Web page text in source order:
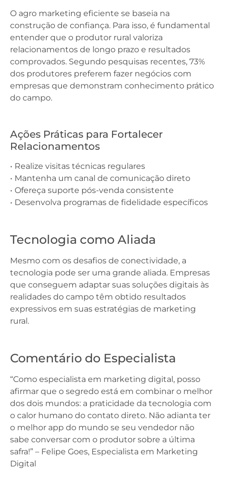
O agro marketing eficiente se baseia na
construção de confiança. Para isso, é fundamental
entender que o produtor rural valoriza
relacionamentos de longo prazo e resultados
comprovados. Segundo pesquisas recentes, 73%
dos produtores preferem fazer negócios com
empresas que demonstram conhecimento prático
do campo.
Ações Práticas para Fortalecer
Relacionamentos
• Realize visitas técnicas regulares
• Mantenha um canal de comunicação direto
• Ofereça suporte pós-venda consistente
• Desenvolva programas de fidelidade específicos
Tecnologia como Aliada
Mesmo com os desafios de conectividade, a
tecnologia pode ser uma grande aliada. Empresas
que conseguem adaptar suas soluções digitais às
realidades do campo têm obtido resultados
expressivos em suas estratégias de marketing
rural.
Comentário do Especialista
“Como especialista em marketing digital, posso
afirmar que o segredo está em combinar o melhor
dos dois mundos: a praticidade da tecnologia com
o calor humano do contato direto. Não adianta ter
o melhor app do mundo se seu vendedor não
sabe conversar com o produtor sobre a última
safra!” – Felipe Goes, Especialista em Marketing
Digital